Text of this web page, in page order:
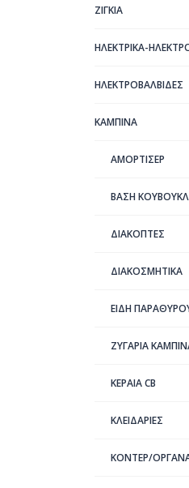
ΖΙΓΚΙΑ
ΗΛΕΚΤΡΙΚΑ-
ΗΛΕΚΤΡΟΒΑΛΒΙΔΕΣ
ΚΑΜΠΙΝΑ
ΑΜΟΡΤΙΣΕΡ
ΒΑΣΗ
ΔΙΑΚΟΠΤΕΣ
ΔΙΑΚΟΣΜΗΤΙΚΑ
ΕΙΔΗ
ΖΥΓΑΡΙΑ
ΚΕΡΑΊΑ CB
ΚΛΕΙΔΑΡΙΕΣ
ΚΟΝΤΕΡ/